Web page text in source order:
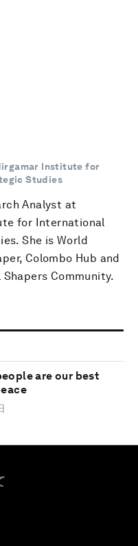
Institute for
Studies
Analyst at
for International
She is World
Colombo Hub and
Community.
are our best